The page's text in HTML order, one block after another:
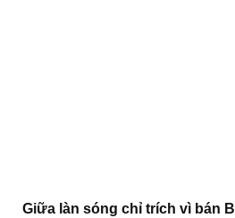
Giữa làn sóng chỉ trích vì bán